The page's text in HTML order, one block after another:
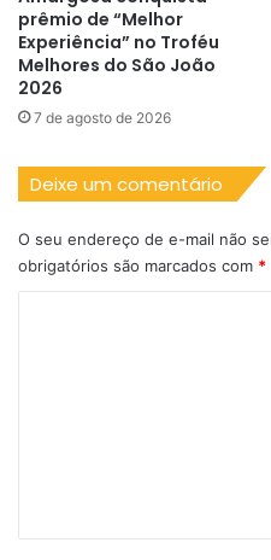
prêmio de “Melhor
Experiência” no Troféu
Melhores do São João
2026
7 de agosto de 2026
Deixe um comentário
O seu endereço de e-mail não
obrigatórios são marcados com *